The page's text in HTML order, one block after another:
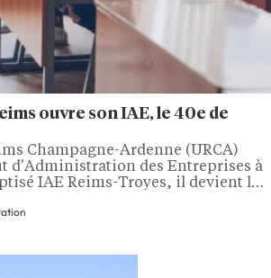
ouvre son IAE, le 40e de
Champagne-Ardenne (URCA)
d'Administration des Entreprises à
IAE Reims-Troyes, il devient le
générale du réseau le 1er juillet